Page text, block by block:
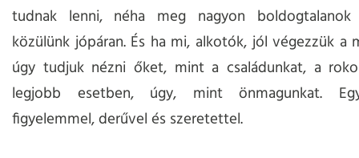
tudnak lenni, néha meg nagyon boldogtalanok
közülünk jópáran. És ha mi, alkotók, jól végezzük a
úgy tudjuk nézni őket, mint a családunkat, a
legjobb esetben, úgy, mint önmagunkat.
figyelemmel, derűvel és szeretettel.